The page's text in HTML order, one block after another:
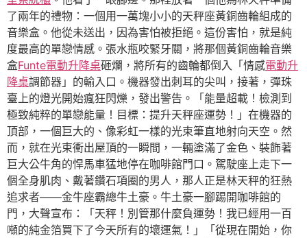
了兩年的禮物：一個用一萬塊小小的天秤座黃銅齒輪組成的
音樂盒。他從未送出，因為害怕被拒絕。這份害怕，就是純
度最高的單戀情感。張水瓶咬緊牙關，將那個黃銅齒輪音樂
盒Funte電動升降桌砸爛，將所有的齒輪都倒入「情感電動升
降桌調節器」的輸入口。機器發出刺耳的尖叫，接著，彈珠
臺上的燈光開始瘋狂閃爍，發出警告。「能量超載！檢測到
極致純粹的單戀能量！目標：提升天秤座運勢！」在機器的
頂部，一個巨大的、像彩虹一樣的光束筆直地射向天空。然
而，就在光束衝出屋頂的一瞬間，一輛塗滿了金色、裝飾著
巨大公牛角的悍馬車猛地停在咖啡館門口。駕駛座上走下一
個全身肌肉、戴著鑽石項圈的男人，那人正是林天秤的狂熱
追求者——金牛座霸總牛土豪。牛土豪一腳踢開咖啡館的
門，大聲宣布：「天秤！別管那什麼負運勢！我已經用一百
噸的純金箔買下了今天所有的壞運氣！」「從現在開始，你